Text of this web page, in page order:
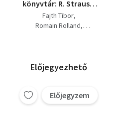
könyvtár: R. Strauss,
Berlioz, Monteverdi,
Lully, Rossini.
Fajth Tibor
Romain Rolland
Előjegyezhető
Előjegyzem